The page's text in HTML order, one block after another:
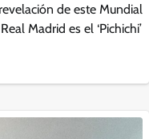
de este Mundial
Madrid es el ‘Pichichi’